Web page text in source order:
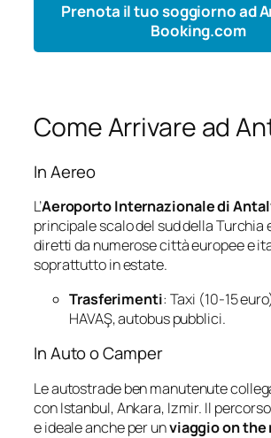
Prenota il tuo soggiorno ad
Booking.com
Come Arrivare ad
In Aereo
L’Aeroporto Internazionale di
principale scalo del sud della Turchia
diretti da numerose città europee e
soprattutto in estate.
Trasferimenti: Taxi (10-15
HAVAŞ, autobus pubblici.
In Auto o Camper
Le autostrade ben manutenute
con Istanbul, Ankara, Izmir. Il
e ideale anche per unviaggio on the